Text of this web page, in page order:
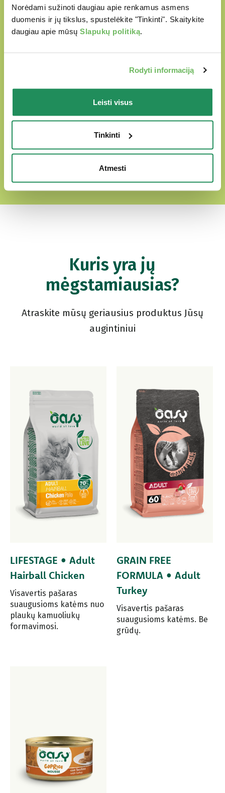
Norėdami sužinoti daugiau apie renkamus asmens
duomenis ir jų tikslus, spustelėkite "Tinkinti". Skaitykite
daugiau apie mūsų Slapukų politiką
Rodyti informaciją
Leisti visus
Tinkinti
Atmesti
paruošti iš krupščiai atrinktų natūralių
ingredientų
Be žiauraus elgesio su gyvūnais
ATRSAKITE MŪSŲ MEILĖS PASAULĮ
Kuris yra jų
mėgstamiausias?
Atraskite mūsų geriausius produktus Jūsų
augintiniui
LIFESTAGE • Adult
Hairball Chicken
Visavertis pašaras
suaugusioms katėms nuo
plaukų kamuoliukų
formavimosi.
GRAIN FREE
FORMULA • Adult
Turkey
Visavertis pašaras
suaugusioms katėms. Be
grūdų.